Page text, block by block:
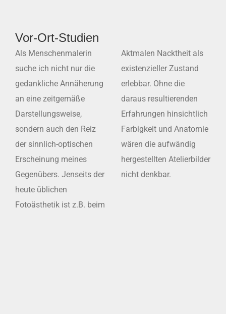
Vor-Ort-Studien
Als Menschenmalerin
suche ich nicht nur die
gedankliche Annäherung
an eine zeitgemäße
Darstellungsweise,
sondern auch den Reiz
der sinnlich-optischen
Erscheinung meines
Gegenübers. Jenseits der
heute üblichen
Fotoästhetik ist z.B. beim
Aktmalen Nacktheit als
existenzieller Zustand
erlebbar. Ohne die
daraus resultierenden
Erfahrungen hinsichtlich
Farbigkeit und Anatomie
wären die aufwändig
hergestellten Atelierbilder
nicht denkbar.